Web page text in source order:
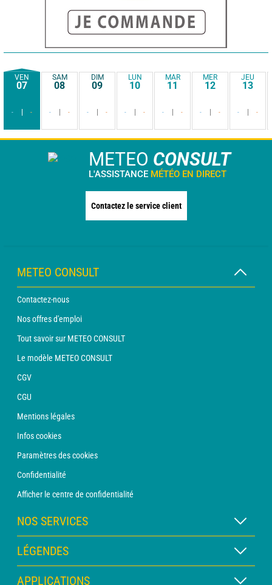
VEN
07
- -
SAM
08
- -
DIM
09
- -
LUN
10
- -
MAR
11
- -
MER
12
- -
JEU
13
- -
METEO CONSULT
L'ASSISTANCE MÉTÉO EN DIRECT
Contactez le service client
METEO CONSULT
Contactez-nous
Nos offres d'emploi
Tout savoir sur METEO CONSULT
Le modèle METEO CONSULT
CGV
CGU
Mentions légales
Infos cookies
Paramètres des cookies
Confidentialité
Afficher le centre de confidentialité
NOS SERVICES
Abonnement METEO Xpert
Abonnement METEO PRO
LÉGENDES
Légende des cartes
APPLICATIONS